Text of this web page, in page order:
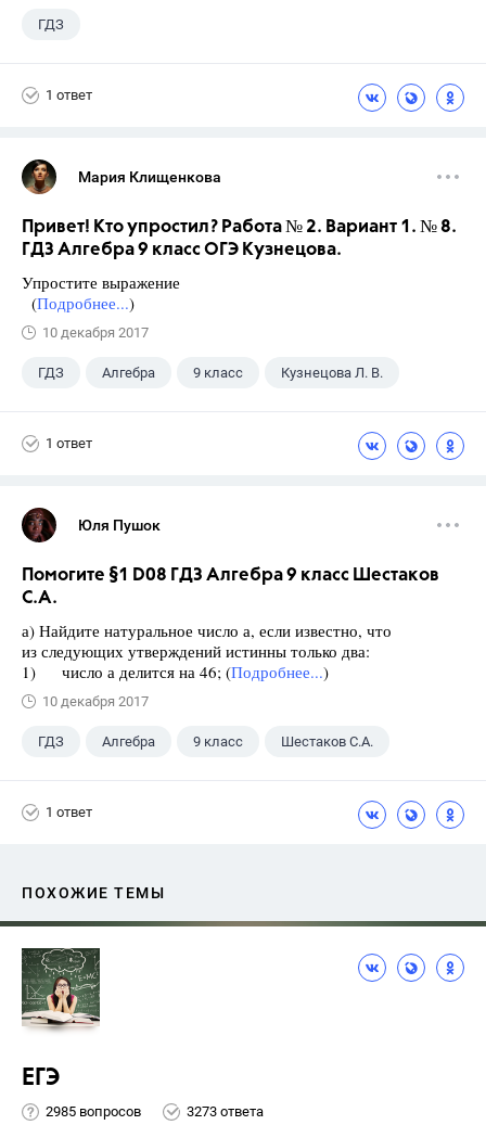
ГДЗ
1 ответ
Мария Клищенкова
Привет! Кто упростил? Работа № 2. Вариант 1. № 8.
ГДЗ Алгебра 9 класс ОГЭ Кузнецова.
Упростите выражение
(Подробнее...)
10 декабря 2017
ГДЗ Алгебра 9 класс Кузнецова Л. В.
1 ответ
Юля Пушок
Помогите §1 D08 ГДЗ Алгебра 9 класс Шестаков
С.А.
а) Найдите натуральное число а, если известно, что
из следующих утверждений истинны только два:
1) число а делится на 46; (Подробнее...)
10 декабря 2017
ГДЗ Алгебра 9 класс Шестаков С.А.
1 ответ
ПОХОЖИЕ ТЕМЫ
ЕГЭ
2985 вопросов 3273 ответа